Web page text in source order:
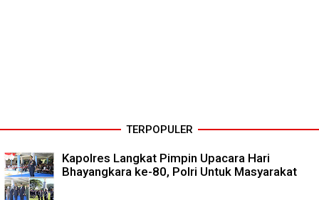
TERPOPULER
Kapolres Langkat Pimpin Upacara Hari
Bhayangkara ke-80, Polri Untuk Masyarakat